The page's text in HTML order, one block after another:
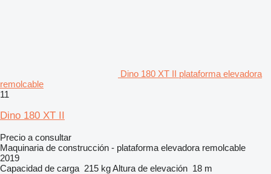
Dino 180 XT II plataforma elevadora
remolcable
11
Dino 180 XT II
Precio a consultar
Maquinaria de construcción - plataforma elevadora remolcable
2019
Capacidad de carga 215 kgAltura de elevación 18 m